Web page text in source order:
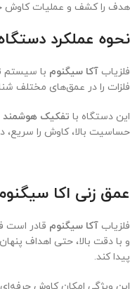
هدف را کشف و عملیات کاوش
نحوه عملکرد
فلزیاب آکا سیگنوم با سیستم
فلزات را در عمق‌های مختلف
این دستگاه با تفکیک هوشمند
حساسیت بالا، کاوش را سریع،
عمق زنی اکا
فلزیاب آکا سیگنوم قادر است
و با دقت بالا، حتی اهداف
پیدا کند.